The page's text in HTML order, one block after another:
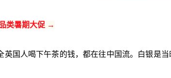
类暑期大促 →
英国人喝下午茶的钱，都在往中国流。白银是